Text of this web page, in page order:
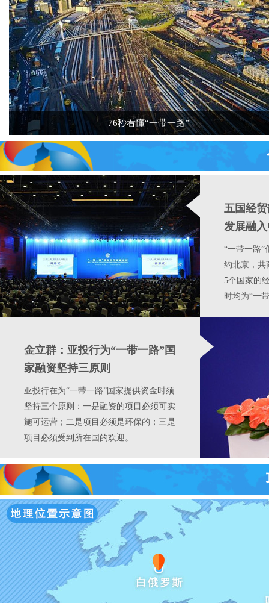
76秒看懂“一带一路”
五国经
发展融
“一带一路”
约北京，共
5个国家的
时均为“一
金立群：亚投行为“一带一路”国
家融资坚持三原则
亚投行在为“一带一路”国家提供资金时须
坚持三个原则：一是融资的项目必须可实
施可运营；二是项目必须是环保的；三是
项目必须受到所在国的欢迎。